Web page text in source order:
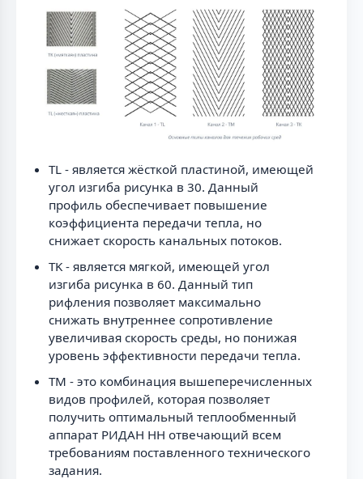
TL - является жёсткой пластиной, имеющей
угол изгиба рисунка в 30. Данный
профиль обеспечивает повышение
коэффициента передачи тепла, но
снижает скорость канальных потоков.
TK - является мягкой, имеющей угол
изгиба рисунка в 60. Данный тип
рифления позволяет максимально
снижать внутреннее сопротивление
увеличивая скорость среды, но понижая
уровень эффективности передачи тепла.
TM - это комбинация вышеперечисленных
видов профилей, которая позволяет
получить оптимальный теплообменный
аппарат РИДАН НН отвечающий всем
требованиям поставленного технического
задания.